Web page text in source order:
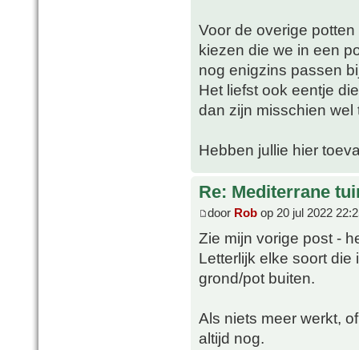
Voor de overige
kiezen die we in een
nog enigzins passen
Het liefst ook eentje
dan zijn misschien
Hebben jullie hier
Re: Mediterrane
door Rob op 20 jul 2022
Zie mijn vorige post -
Letterlijk elke soort
grond/pot buiten.
Als niets meer werkt,
altijd nog.